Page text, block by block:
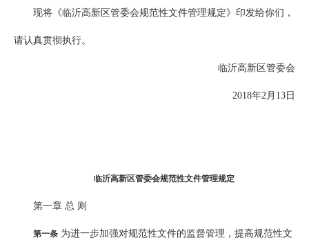
现将《临沂高新区管委会规范性文件管理规定》印发给你们，
请认真贯彻执行。
临沂高新区管委会
2018年2月13日
临沂高新区管委会规范性文件管理规定
第一章 总 则
第一条 为进一步加强对规范性文件的监督管理，提高规范性文